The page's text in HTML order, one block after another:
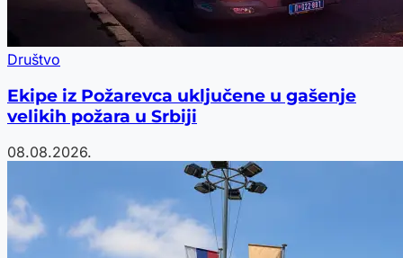
Društvo
Ekipe iz Požarevca uključene u gašenje
velikih požara u Srbiji
08.08.2026.